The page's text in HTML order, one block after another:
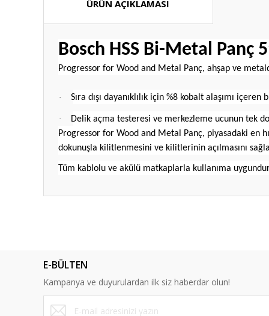
ÜRÜN AÇIKLAMASI
Bosch HSS Bi-Metal Panç
Progressor for Wood and Metal Panç, ahşap ve
· Sıra dışı dayanıklılık için %8 kobalt alaşımı
·
Delik açma testeresi ve merkezleme ucunun tek
Progressor for Wood and Metal Panç, piyasadaki en
dokunuşla kilitlenmesini ve kilitlerinin açılmasını
Tüm kablolu ve akülü matkaplarla kullanıma
Ürün bilgilerinde hatalar bulunuyor.
Ürün fiyatı diğer sitelerden daha pahalı.
E-BÜLTEN
Kampanya ve duyurulardan ilk siz haberdar olun!